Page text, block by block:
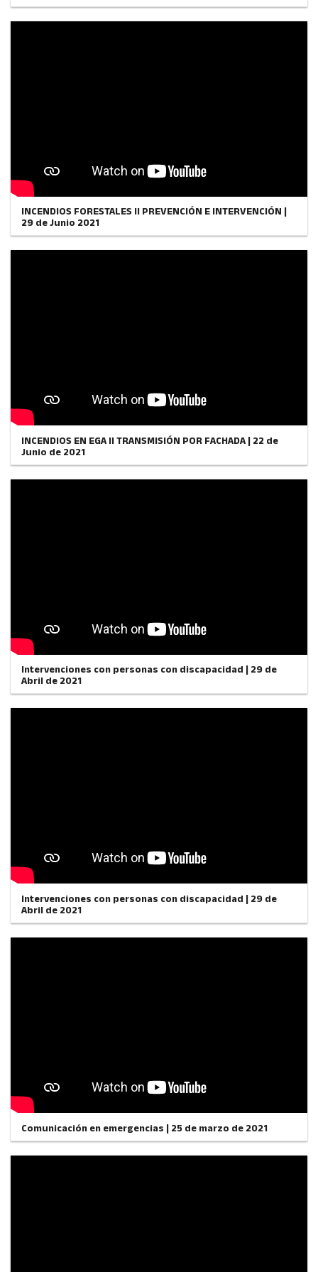
INCENDIOS FORESTALES II PREVENCIÓN E INTERVENCIÓN |
29 de Junio 2021
INCENDIOS EN EGA II TRANSMISIÓN POR FACHADA | 22 de
Junio de 2021
Intervenciones con personas con discapacidad | 29 de
Abril de 2021
Intervenciones con personas con discapacidad | 29 de
Abril de 2021
Comunicación en emergencias | 25 de marzo de 2021